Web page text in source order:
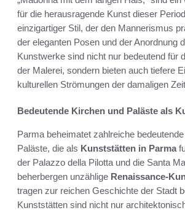
für die herausragende Kunst dieser
einzigartiger Stil, der den Mannerismus
der eleganten Posen und der Anordnung
Kunstwerke sind nicht nur bedeutend für
der Malerei, sondern bieten auch tiefere
kulturellen Strömungen der damaligen
Bedeutende Kirchen und Paläste als
Parma beheimatet zahlreiche
Paläste, die als Kunststätten in Parma
der Palazzo della Pilotta und die Santa
beherbergen unzählige Renaissance-
tragen zur reichen Geschichte der Stadt
Kunststätten sind nicht nur